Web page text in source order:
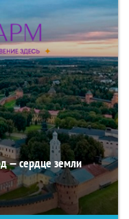
— сердце земли